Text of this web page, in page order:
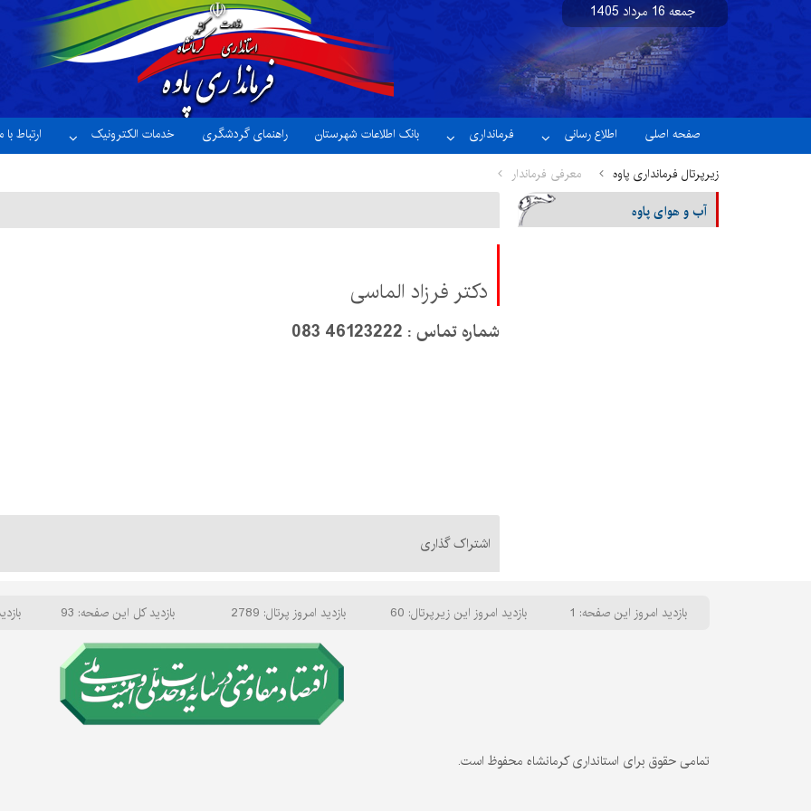
جمعه 16 مرداد 1405نسخه آزمایشی
صفحه اصلی اطلاع رسانی فرمانداری بانک اطلاعات شهرستان راهنمای گردشگری خدمات الکترونیک
ارتباط با
زیرپرتال فرمانداری پاوه
معرفی فرماندار
دکتر فرزاد الماسی
شماره تماس : 46123222 083
اشتراک گذاری
آب و هوای پاوه
بازدید امروز این صفحه: 1 بازدید امروز این زیرپرتال: 60 بازدید امروز پرتال: 2789 بازدید کل این صفحه: 93
تمامی حقوق برای استانداری کرمانشاه محفوظ است.